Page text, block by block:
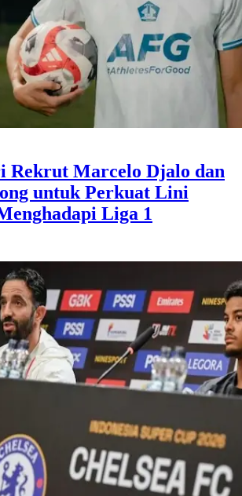
Rekrut Marcelo Djalo dan
untuk Perkuat Lini
Liga 1